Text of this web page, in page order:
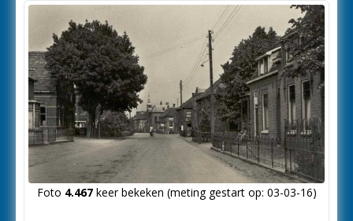
Foto 4.467keer bekeken (meting gestart op: 03-03-16)